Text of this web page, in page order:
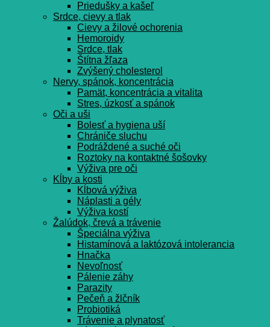
Priedušky a kašeľ
Srdce, cievy a tlak
Cievy a žilové ochorenia
Hemoroidy
Srdce, tlak
Štítna žľaza
Zvýšený cholesterol
Nervy, spánok, koncentrácia
Pamät, koncentrácia a vitalita
Stres, úzkosť a spánok
Oči a uši
Bolesť a hygiena uší
Chrániče sluchu
Podráždené a suché oči
Roztoky na kontaktné šošovky
Výživa pre oči
Kĺby a kosti
Kĺbová výživa
Náplasti a gély
Výživa kostí
Žalúdok, črevá a trávenie
Špeciálna výživa
Histamínová a laktózová intolerancia
Hnačka
Nevoľnosť
Pálenie záhy
Parazity
Pečeň a žlčník
Probiotiká
Trávenie a plynatosť